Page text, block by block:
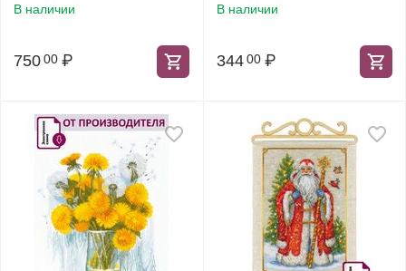
В наличии
750 00 ₽
В наличии
344 00 ₽